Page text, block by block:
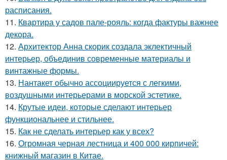
расписания.
11. Квартира у садов пале-рояль: когда фактуры важнее
декора.
12. Архитектор Анна скорик создала эклектичный
интерьер, объединив современные материалы и
винтажные формы.
13. Нантакет обычно ассоциируется с легкими,
воздушными интерьерами в морской эстетике.
14. Крутые идеи, которые сделают интерьер
функциональнее и стильнее.
15. Как не сделать интерьер как у всех?
16. Огромная черная лестница и 400 000 кирпичей:
книжный магазин в Китае.